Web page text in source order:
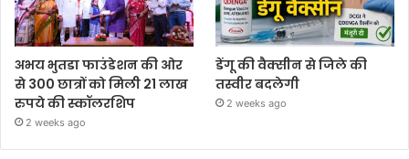
अभय भुतडा फाउंडेशन की ओर
से 300 छात्रों को मिली 21 लाख
रुपये की स्कॉलरशिप
2 weeks ago
डेंगू की वैक्सीन से जिले की
तस्वीर बदलेगी
2 weeks ago